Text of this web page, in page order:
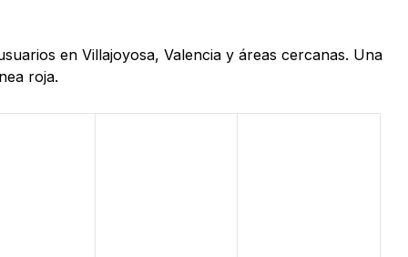
en Villajoyosa, Valencia y áreas cercanas. Una
roja.